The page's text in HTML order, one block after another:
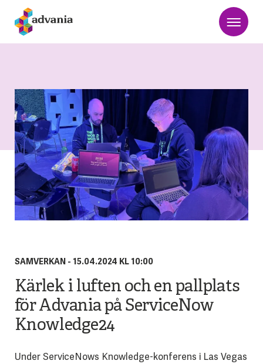
SAMVERKAN - 15.04.2024 KL 10:00
Kärlek i luften och en pallplats
för Advania på ServiceNow
Knowledge24
Under ServiceNows Knowledge-konferens i Las Vegas